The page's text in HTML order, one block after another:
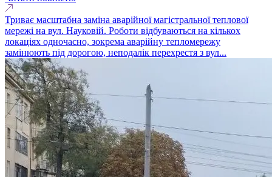
Триває масштабна заміна аварійної магістральної теплової
мережі на вул. Науковій. Роботи відбуваються на кількох
локаціях одночасно, зокрема аварійну тепломережу
замінюють під дорогою, неподалік перехрестя з вул...